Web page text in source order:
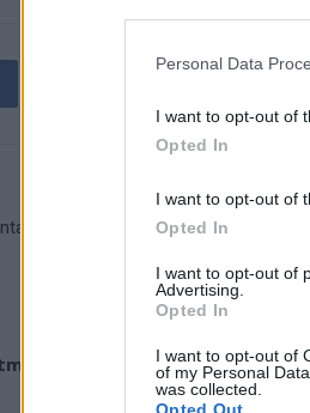
Personal Data
I want to opt-out of
Opted In
I want to opt-out of
Opted In
I want to opt-out of
Advertising.
Opted In
I want to opt-out of
of my Personal
was collected.
ebrenca al Campionat
l'Ebre